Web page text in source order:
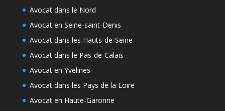
Avocat dans le Nord
Avocat en Seine-saint-Denis
Avocat dans les Hauts-de-Seine
Avocat dans le Pas-de-Calais
Avocat en Yvelines
Avocat dans les Pays de la Loire
Avocat en Haute-Garonne